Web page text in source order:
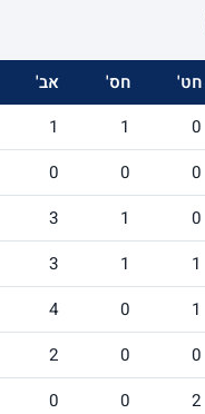
חט' חס' אב'
0
1
1
0
0
0
0
1
3
1
1
3
1
0
4
0
0
2
2
0
0